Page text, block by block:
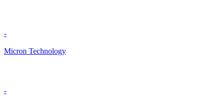
-
Micron Technology
-